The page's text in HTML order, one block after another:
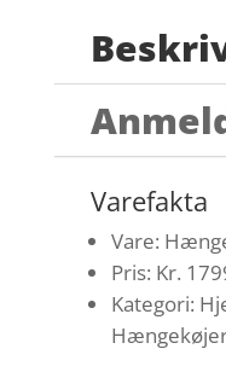
Varefakta
Vare:
Pris: Kr.
Kategori: